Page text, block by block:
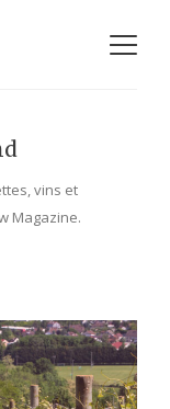
vins et
Magazine.